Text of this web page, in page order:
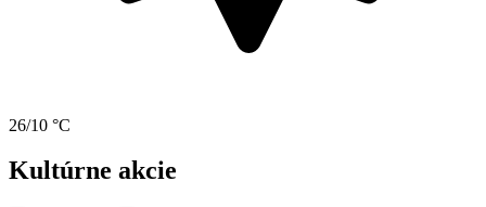
26/10 °C
Kultúrne akcie